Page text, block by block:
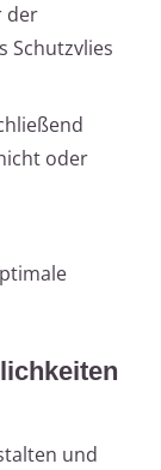
der
Schutzvlies
oder
und